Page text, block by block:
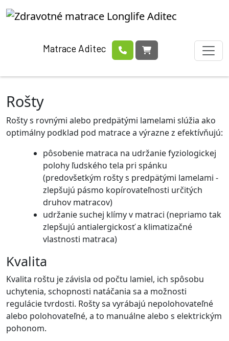
Matrace Aditec
Rošty
Rošty s rovnými alebo predpätými lamelami slúžia ako
optimálny podklad pod matrace a výrazne z efektívňujú:
pôsobenie matraca na udržanie fyziologickej
polohy ľudského tela pri spánku
(predovšetkým rošty s predpätými lamelami -
zlepšujú pásmo kopírovateľnosti určitých
druhov matracov)
udržanie suchej klímy v matraci (nepriamo tak
zlepšujú antialergickosť a klimatizačné
vlastnosti matraca)
Kvalita
Kvalita roštu je závisla od počtu lamiel, ich spôsobu
uchytenia, schopnosti natáčania sa a možnosti
regulácie tvrdosti. Rošty sa vyrábajú nepolohovateľné
alebo polohovateľné, a to manuálne alebo s elektrickým
pohonom.